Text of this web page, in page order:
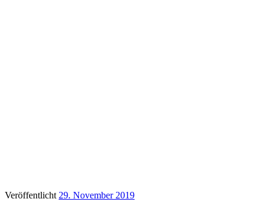
Veröffentlicht 29. November 2019